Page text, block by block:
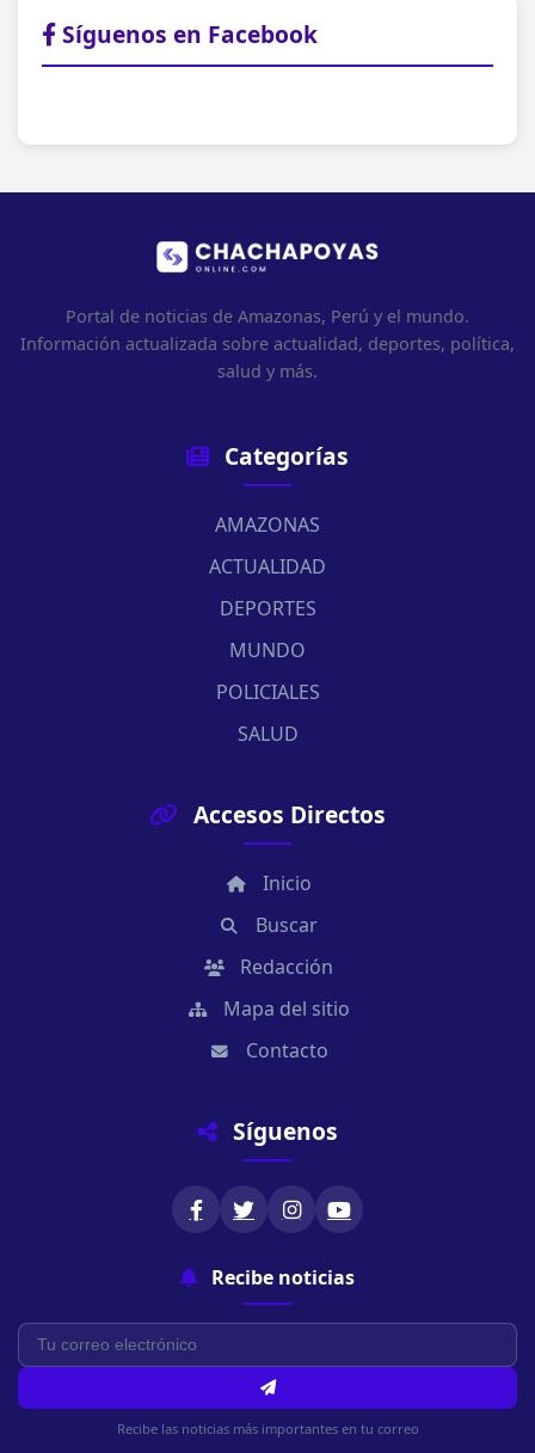
Síguenos en Facebook
Portal de noticias de Amazonas, Perú y el mundo.
Información actualizada sobre actualidad, deportes, política,
salud y más.
Categorías
AMAZONAS
ACTUALIDAD
DEPORTES
MUNDO
POLICIALES
SALUD
Accesos Directos
Inicio
Buscar
Redacción
Mapa del sitio
Contacto
Síguenos
Recibe noticias
Recibe las noticias más importantes en tu correo